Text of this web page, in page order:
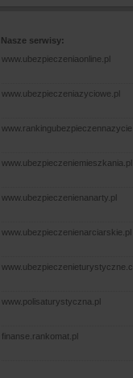
Nasze serwisy:
www.ubezpieczeniaonline.pl
www.ubezpieczeniazyciowe.pl
www.ubezpieczeniemieszkania.pl
www.ubezpieczenienanarty.pl
www.ubezpieczenienarciarskie.pl
www.polisaturystyczna.pl
finanse.rankomat.pl